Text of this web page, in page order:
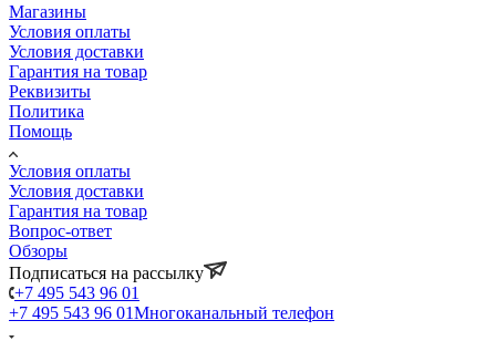
Магазины
Условия оплаты
Условия доставки
Гарантия на товар
Реквизиты
Политика
Помощь
Условия оплаты
Условия доставки
Гарантия на товар
Вопрос-ответ
Обзоры
Подписаться на рассылку
+7 495 543 96 01
+7 495 543 96 01Многоканальный телефон